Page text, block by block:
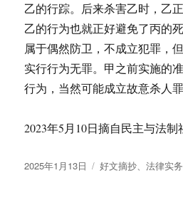
乙的行踪。后来杀害乙时，乙
乙的行为也就正好避免了丙的
属于偶然防卫，不成立犯罪，
实行行为无罪。甲之前实施的
行为，当然可能成立故意杀人罪
2023年5月10日摘自民主与法制
发
2025年1月13日
分
好文摘抄、法律实